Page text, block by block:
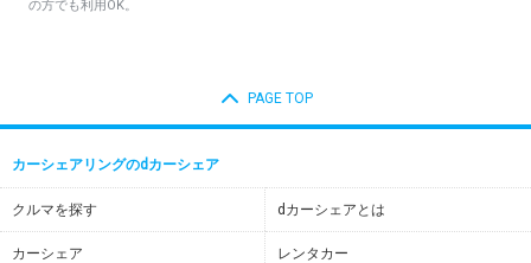
の方でも利用OK。
PAGE TOP
カーシェアリングのdカーシェア
クルマを探す dカーシェアとは
カーシェア レンタカー